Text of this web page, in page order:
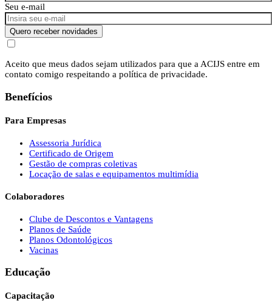
Seu e-mail
Quero receber novidades
Aceito que meus dados sejam utilizados para que a ACIJS entre em
contato comigo respeitando a política de privacidade.
Benefícios
Para Empresas
Assessoria Jurídica
Certificado de Origem
Gestão de compras coletivas
Locação de salas e equipamentos multimídia
Colaboradores
Clube de Descontos e Vantagens
Planos de Saúde
Planos Odontológicos
Vacinas
Educação
Capacitação